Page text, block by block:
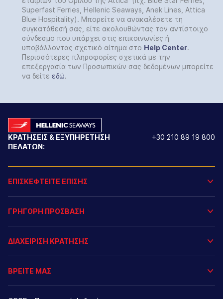
Superfast Ferries, Hellenic Seaways, Anek Lines, Attica
Blue Hospitality). Μπορείτε να ανακαλέσετε τη
συγκατάθεσή σας, είτε ακολουθώντας τον αντίστοιχο
σύνδεσμο που υπάρχει στις επικοινωνίες ή
υποβάλλοντας σχετικό αίτημα στο Help Center.
Περισσότερες πληροφορίες σχετικά με την
επεξεργασία των Προσωπικών σας δεδομένων μπορείτε
να δείτε εδώ.
ΚΡΑΤΗΣΕΙΣ & ΕΞΥΠΗΡΕΤΗΣΗ
ΠΕΛΑΤΩΝ:
+30 210 89 19 800
ΕΠΙΣΚΕΦΤΕΙΤΕ ΕΠΙΣΗΣ
ΓΡΗΓΟΡΗ ΠΡΟΣΒΑΣΗ
ΔΙΑΧΕΙΡΙΣΗ ΚΡΑΤΗΣΗΣ
ΒΡΕΙΤΕ ΜΑΣ